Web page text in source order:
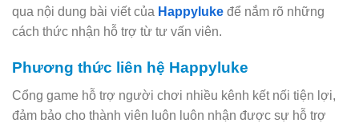
qua nội dung bài viết của Happyluke để nắm rõ những
cách thức nhận hỗ trợ từ tư vấn viên.
Phương thức liên hệ Happyluke
Cổng game hỗ trợ người chơi nhiều kênh kết nối tiện lợi,
đảm bảo cho thành viên luôn luôn nhận được sự hỗ trợ